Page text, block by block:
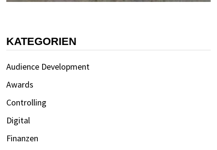
KATEGORIEN
Audience Development
Awards
Controlling
Digital
Finanzen